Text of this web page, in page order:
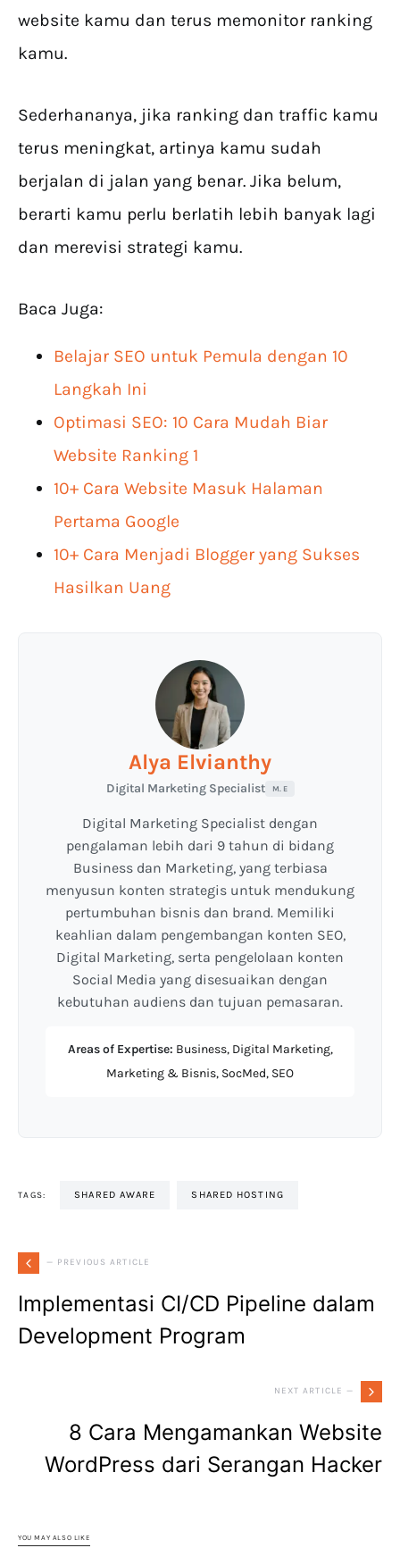
website kamu dan terus memonitor ranking
kamu.
Sederhananya, jika ranking dan traffic kamu
terus meningkat, artinya kamu sudah
berjalan di jalan yang benar. Jika belum,
berarti kamu perlu berlatih lebih banyak lagi
dan merevisi strategi kamu.
Baca Juga:
Belajar SEO untuk Pemula dengan 10
Langkah Ini
Optimasi SEO: 10 Cara Mudah Biar
Website Ranking 1
10+ Cara Website Masuk Halaman
Pertama Google
10+ Cara Menjadi Blogger yang Sukses
Hasilkan Uang
Alya Elvianthy
Digital Marketing Specialist M. E
Digital Marketing Specialist dengan
pengalaman lebih dari 9 tahun di bidang
Business dan Marketing, yang terbiasa
menyusun konten strategis untuk mendukung
pertumbuhan bisnis dan brand. Memiliki
keahlian dalam pengembangan konten SEO,
Digital Marketing, serta pengelolaan konten
Social Media yang disesuaikan dengan
kebutuhan audiens dan tujuan pemasaran.
Areas of Expertise: Business, Digital Marketing,
Marketing & Bisnis, SocMed, SEO
TAGS: SHARED AWARE SHARED HOSTING
— PREVIOUS ARTICLE
Implementasi CI/CD Pipeline dalam
Development Program
NEXT ARTICLE —
8 Cara Mengamankan Website
WordPress dari Serangan Hacker
YOU MAY ALSO LIKE